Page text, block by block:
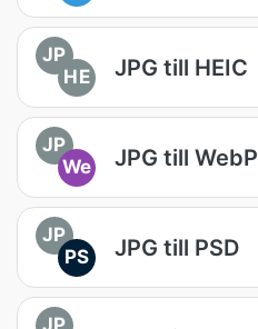
JP
HE
JPG till HEIC
JP
We
JPG till WebP
JP
PS
JPG till PSD
JP